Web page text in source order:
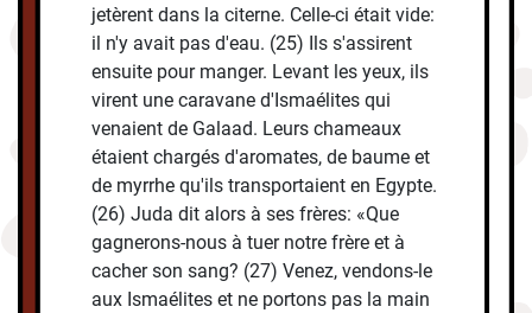
jetèrent dans la citerne. Celle-ci était vide:
il n'y avait pas d'eau. (25) Ils s'assirent
ensuite pour manger. Levant les yeux, ils
virent une caravane d'Ismaélites qui
venaient de Galaad. Leurs chameaux
étaient chargés d'aromates, de baume et
de myrrhe qu'ils transportaient en Egypte.
(26) Juda dit alors à ses frères: «Que
gagnerons-nous à tuer notre frère et à
cacher son sang? (27) Venez, vendons-le
aux Ismaélites et ne portons pas la main